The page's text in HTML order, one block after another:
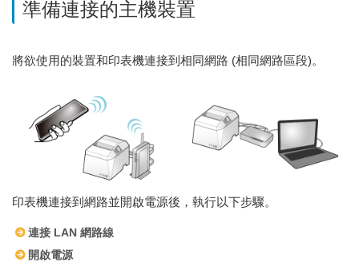
準備連接的主機裝置
將欲使用的裝置和印表機連接到相同網路 (相同網路區段)。
印表機連接到網路並開啟電源後，執行以下步驟。
連接 LAN 網路線
開啟電源